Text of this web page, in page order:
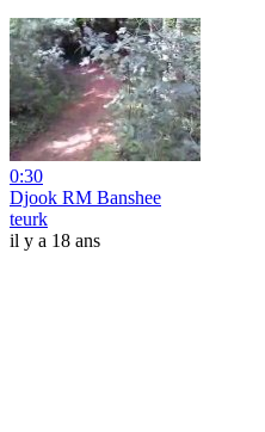
0:30
Djook RM Banshee
teurk
il y a 18 ans